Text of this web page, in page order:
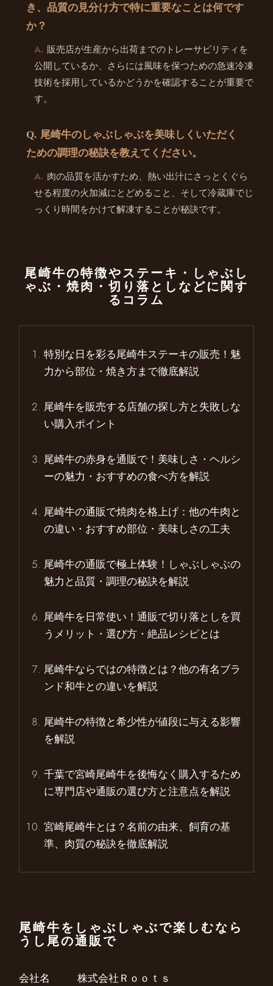
き、品質の見分け方で特に重要なことは何です
か？
販売店が生産から出荷までのトレーサビリティを
公開しているか、さらには風味を保つための急速冷凍
技術を採用しているかどうかを確認することが重要で
す。
尾崎牛のしゃぶしゃぶを美味しくいただく
ための調理の秘訣を教えてください。
肉の品質を活かすため、熱い出汁にさっとくぐら
せる程度の火加減にとどめること、そして冷蔵庫でじ
っくり時間をかけて解凍することが秘訣です。
尾崎牛の特徴やステーキ・しゃぶし
ゃぶ・焼肉・切り落としなどに関す
るコラム
特別な日を彩る尾崎牛ステーキの販売！魅
力から部位・焼き方まで徹底解説
尾崎牛を販売する店舗の探し方と失敗しな
い購入ポイント
尾崎牛の赤身を通販で！美味しさ・ヘルシ
ーの魅力・おすすめの食べ方を解説
尾崎牛の通販で焼肉を格上げ：他の牛肉と
の違い・おすすめ部位・美味しさの工夫
尾崎牛の通販で極上体験！しゃぶしゃぶの
魅力と品質・調理の秘訣を解説
尾崎牛を日常使い！通販で切り落としを買
うメリット・選び方・絶品レシピとは
尾崎牛ならではの特徴とは？他の有名ブラ
ンド和牛との違いを解説
尾崎牛の特徴と希少性が値段に与える影響
を解説
千葉で宮崎尾崎牛を後悔なく購入するため
に専門店や通販の選び方と注意点を解説
宮崎尾崎牛とは？名前の由来、飼育の基
準、肉質の秘訣を徹底解説
尾崎牛をしゃぶしゃぶで楽しむなら
うし尾の通販で
会社名 株式会社Ｒｏｏｔｓ